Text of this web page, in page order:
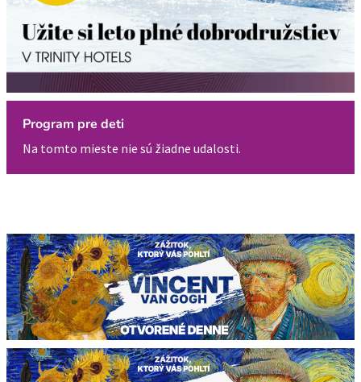
Program pre deti
Na tomto mieste nie sú žiadne udalosti.